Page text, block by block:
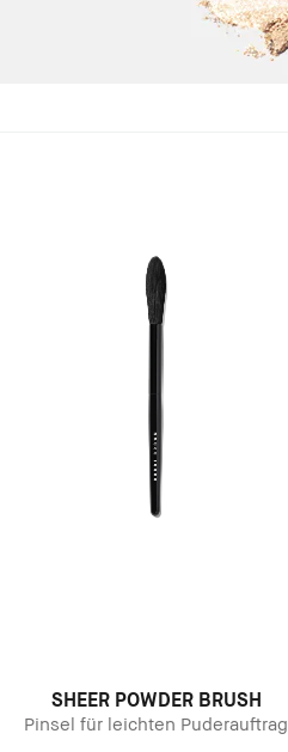
SHEER POWDER BRUSH
Pinsel für leichten Puderauftrag